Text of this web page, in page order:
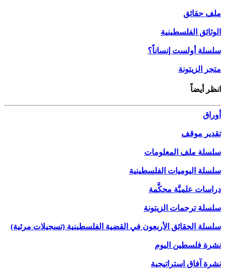
ملف حقائق
الوثائق الفلسطينية
سلسلة أولست إنساناً؟
متجر الزيتونة
انظر أيضاً
أوراق
تقدير موقف
سلسلة ملف المعلومات
سلسلة اليوميات الفلسطينية
دراسات علميَّة محكَّمة
سلسلة ترجمات الزيتونة
سلسلة الحقائق الأربعون في القضية الفلسطينية (تسجيلات مرئية)
نشرة فلسطين اليوم
نشرة آفاق استراتيجية